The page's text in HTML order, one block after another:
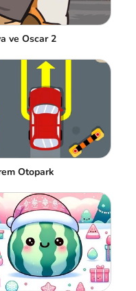
ve Oscar 2
Otopark